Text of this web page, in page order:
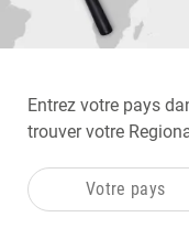
Entrez votre pays
trouver votre